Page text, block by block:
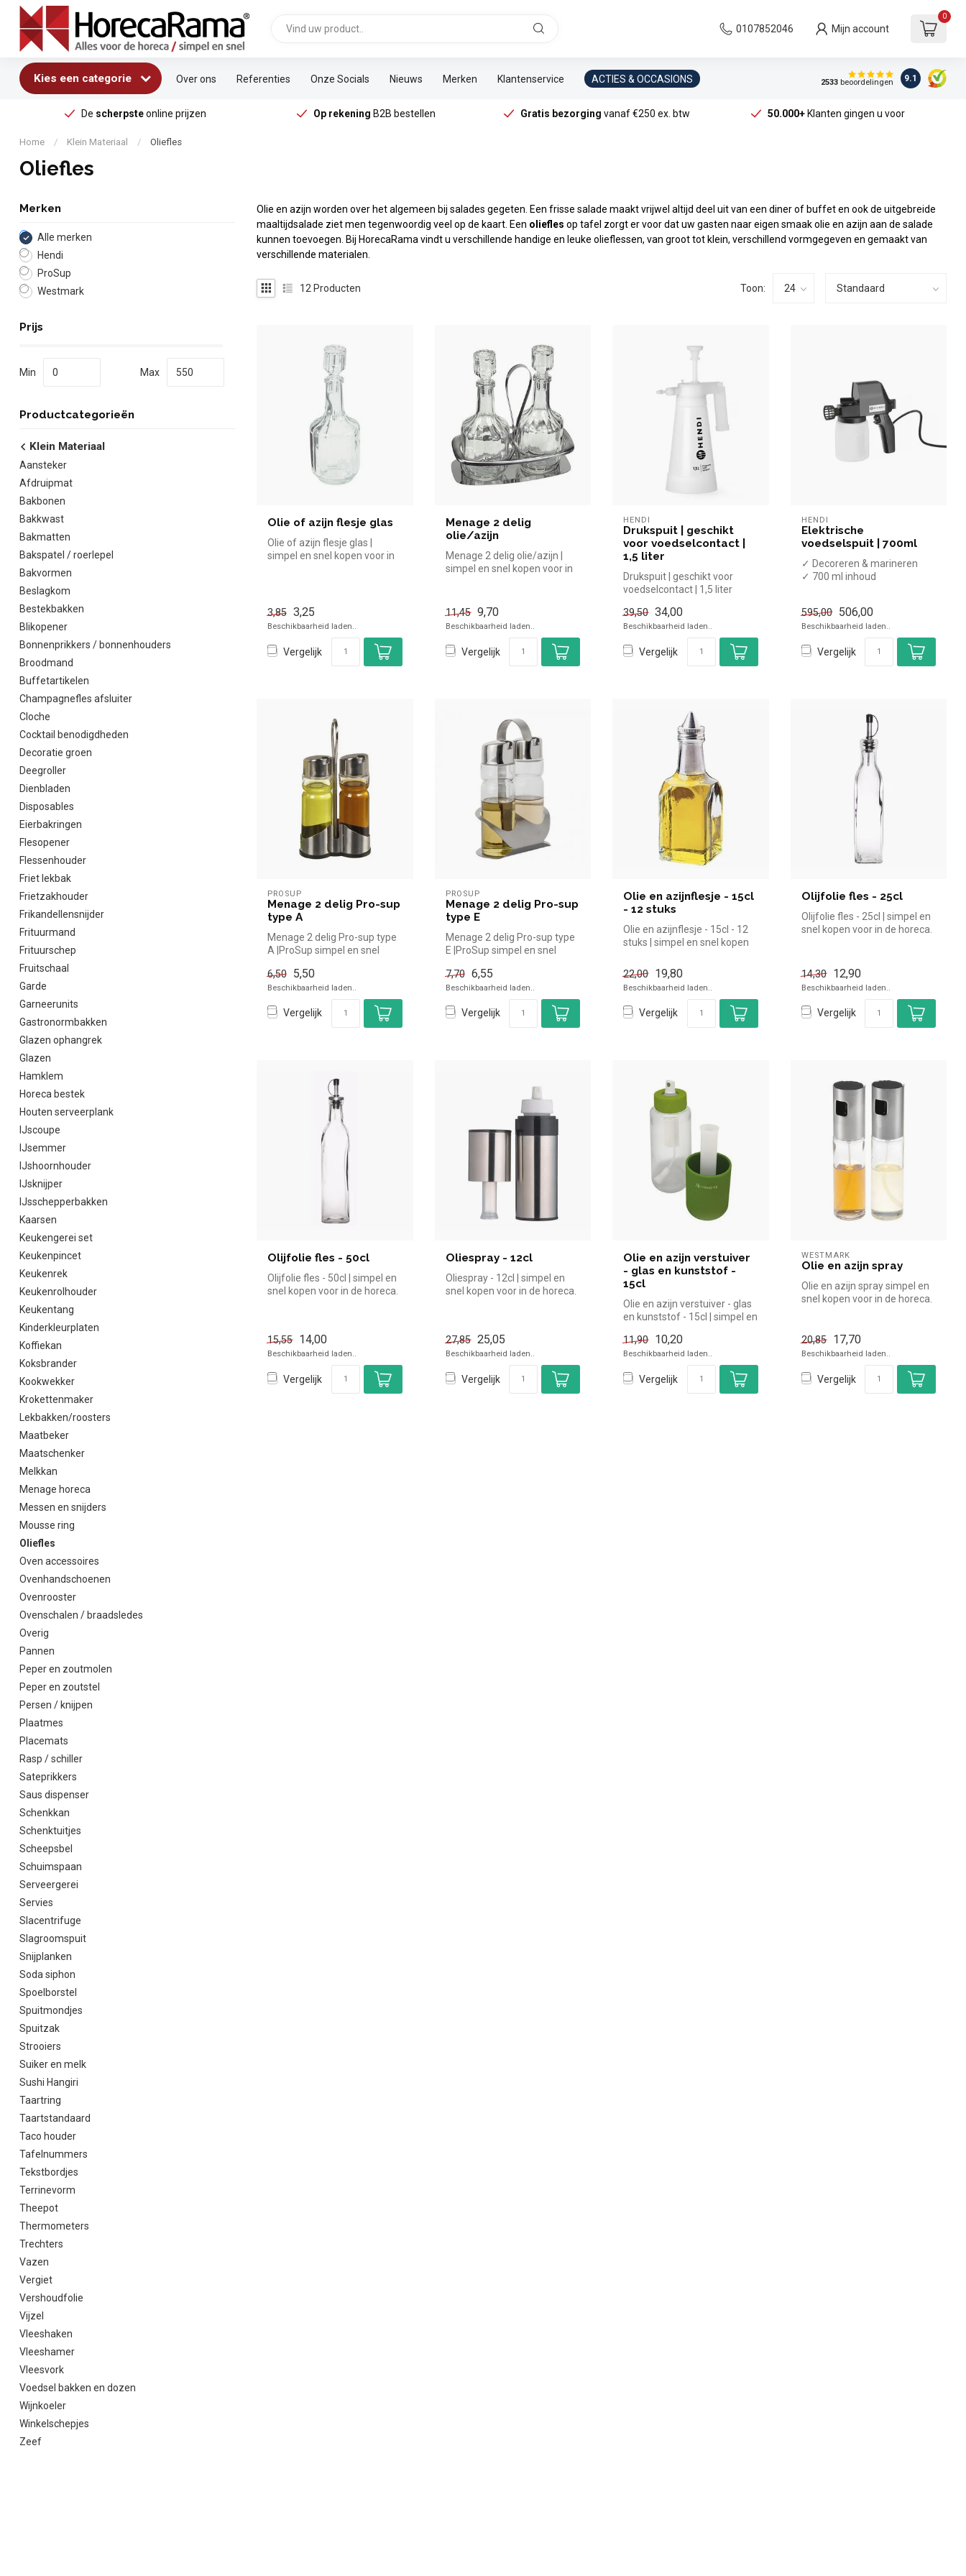
0107852046 Mijn account
0
Kies een categorie Over ons Referenties Onze Socials Nieuws Merken Klantenservice ACTIES & OCCASIONS 2533beoordelingen 9.1
De scherpsteonline prijzen Op rekening B2B bestellen Gratis bezorging vanaf €250 ex. btw 50.000+Klanten gingen u voor
Home / Klein Materiaal / Oliefles
Oliefles
Merken
Alle merken
Hendi
ProSup
Westmark
Prijs
Min Max
Productcategorieën
Klein Materiaal
Aansteker
Afdruipmat
Bakbonen
Bakkwast
Bakmatten
Bakspatel / roerlepel
Bakvormen
Beslagkom
Bestekbakken
Blikopener
Bonnenprikkers / bonnenhouders
Broodmand
Buffetartikelen
Champagnefles afsluiter
Cloche
Cocktail benodigdheden
Decoratie groen
Deegroller
Dienbladen
Disposables
Eierbakringen
Flesopener
Flessenhouder
Friet lekbak
Frietzakhouder
Frikandellensnijder
Frituurmand
Frituurschep
Fruitschaal
Garde
Garneerunits
Gastronormbakken
Glazen ophangrek
Glazen
Hamklem
Horeca bestek
Houten serveerplank
IJscoupe
IJsemmer
IJshoornhouder
IJsknijper
IJsschepperbakken
Kaarsen
Keukengerei set
Keukenpincet
Keukenrek
Keukenrolhouder
Keukentang
Kinderkleurplaten
Koffiekan
Koksbrander
Kookwekker
Krokettenmaker
Lekbakken/roosters
Maatbeker
Maatschenker
Melkkan
Menage horeca
Messen en snijders
Mousse ring
Oliefles
Oven accessoires
Ovenhandschoenen
Ovenrooster
Ovenschalen / braadsledes
Overig
Pannen
Peper en zoutmolen
Peper en zoutstel
Persen / knijpen
Plaatmes
Placemats
Rasp / schiller
Sateprikkers
Saus dispenser
Schenkkan
Schenktuitjes
Scheepsbel
Schuimspaan
Serveergerei
Servies
Slacentrifuge
Slagroomspuit
Snijplanken
Soda siphon
Spoelborstel
Spuitmondjes
Spuitzak
Strooiers
Suiker en melk
Sushi Hangiri
Taartring
Taartstandaard
Taco houder
Tafelnummers
Tekstbordjes
Terrinevorm
Theepot
Thermometers
Trechters
Vazen
Vergiet
Vershoudfolie
Vijzel
Vleeshaken
Vleeshamer
Vleesvork
Voedsel bakken en dozen
Wijnkoeler
Winkelschepjes
Zeef
Olie en azijn worden over het algemeen bij salades gegeten. Een frisse salade maakt vrijwel altijd deel uit van een diner of buffet en ook de uitgebreide
maaltijdsalade ziet men tegenwoordig veel op de kaart. Een oliefles op tafel zorgt er voor dat uw gasten naar eigen smaak olie en azijn aan de salade
kunnen toevoegen. Bij HorecaRama vindt u verschillende handige en leuke olieflessen, van groot tot klein, verschillend vormgegeven en gemaakt van
verschillende materialen.
12 Producten Toon:
Olie of azijn flesje glas
Olie of azijn flesje glas |
simpel en snel kopen voor in
3,85 3,25
Beschikbaarheid laden..
Vergelijk
Menage 2 delig
olie/azijn
Menage 2 delig olie/azijn |
simpel en snel kopen voor in
11,45 9,70
Beschikbaarheid laden..
Vergelijk
HENDI
Drukspuit | geschikt
voor voedselcontact |
1,5 liter
Drukspuit | geschikt voor
voedselcontact | 1,5 liter
39,50 34,00
Beschikbaarheid laden..
Vergelijk
HENDI
Elektrische
voedselspuit | 700ml
✓ Decoreren & marineren
✓ 700 ml inhoud
595,00 506,00
Beschikbaarheid laden..
Vergelijk
PROSUP
Menage 2 delig Pro-sup
type A
Menage 2 delig Pro-sup type
A |ProSup simpel en snel
6,50 5,50
Beschikbaarheid laden..
Vergelijk
PROSUP
Menage 2 delig Pro-sup
type E
Menage 2 delig Pro-sup type
E |ProSup simpel en snel
7,70 6,55
Beschikbaarheid laden..
Vergelijk
Olie en azijnflesje - 15cl
- 12 stuks
Olie en azijnflesje - 15cl - 12
stuks | simpel en snel kopen
22,00 19,80
Beschikbaarheid laden..
Vergelijk
Olijfolie fles - 25cl
Olijfolie fles - 25cl | simpel en
snel kopen voor in de horeca.
14,30 12,90
Beschikbaarheid laden..
Vergelijk
Olijfolie fles - 50cl
Olijfolie fles - 50cl | simpel en
snel kopen voor in de horeca.
15,55 14,00
Beschikbaarheid laden..
Vergelijk
Oliespray - 12cl
Oliespray - 12cl | simpel en
snel kopen voor in de horeca.
27,85 25,05
Beschikbaarheid laden..
Vergelijk
Olie en azijn verstuiver
- glas en kunststof -
15cl
Olie en azijn verstuiver - glas
en kunststof - 15cl | simpel en
11,90 10,20
Beschikbaarheid laden..
Vergelijk
WESTMARK
Olie en azijn spray
Olie en azijn spray simpel en
snel kopen voor in de horeca.
20,85 17,70
Beschikbaarheid laden..
Vergelijk